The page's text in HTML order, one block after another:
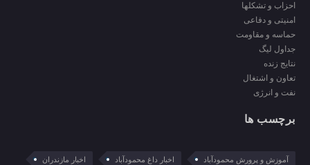
احزاب و تشکلها
امنیتی و دفاعی
حماسه و مقاومت
جداول لیگ
نتایج زنده
تعاون و اشتغال
نفت و انرژی
برچسب ها
آموزش و پرورش محمودآباد اخبار داغ محمودآباد اخبار مازندران